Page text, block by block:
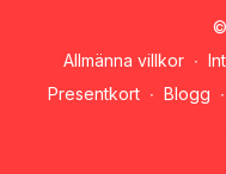
Allmänna villkor ∙
Presentkort ∙ Blogg ∙